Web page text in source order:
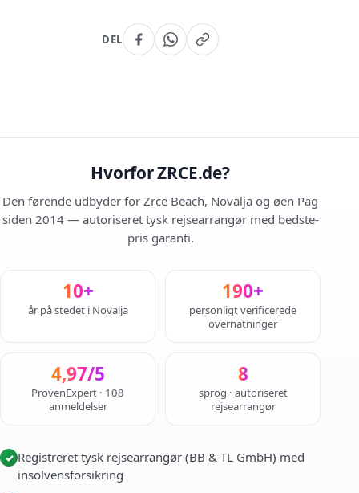
DEL
Hvorfor ZRCE.de?
Den førende udbyder for Zrce Beach, Novalja og øen Pag
siden 2014 — autoriseret tysk rejsearrangør med bedste-
pris garanti.
10+
år på stedet i Novalja
190+
personligt verificerede
overnatninger
4,97/5
ProvenExpert · 108
anmeldelser
8
sprog · autoriseret
rejsearrangør
✓ Registreret tysk rejsearrangør (BB & TL GmbH) med
insolvensforsikring